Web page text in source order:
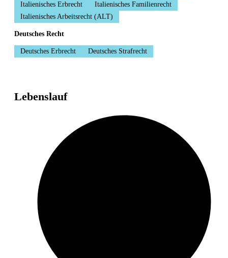
Italienisches Erbrecht
Italienisches Familienrecht
Italienisches Arbeitsrecht (ALT)
Deutsches Recht
Deutsches Erbrecht Deutsches Strafrecht
Lebenslauf